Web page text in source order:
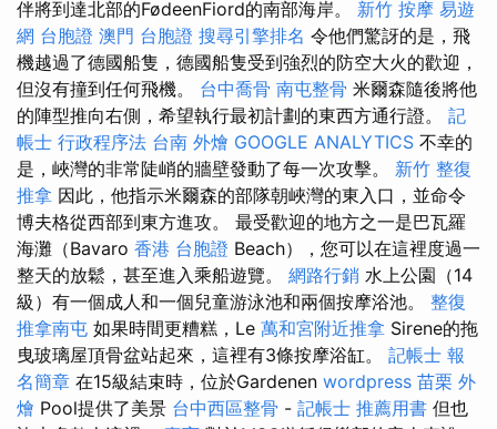
伴將到達北部的FødeenFiord的南部海岸。 新竹 按摩 易遊
網 台胞證 澳門 台胞證 搜尋引擎排名 令他們驚訝的是，飛
機越過了德國船隻，德國船隻受到強烈的防空大火的歡迎，
但沒有撞到任何飛機。 台中喬骨 南屯整骨 米爾森隨後將他
的陣型推向右側，希望執行最初計劃的東西方通行證。 記
帳士 行政程序法 台南 外燴 GOOGLE ANALYTICS 不幸的
是，峽灣的非常陡峭的牆壁發動了每一次攻擊。 新竹 整復
推拿 因此，他指示米爾森的部隊朝峽灣的東入口，並命令
博夫格從西部到東方進攻。 最受歡迎的地方之一是巴瓦羅
海灘（Bavaro 香港 台胞證 Beach），您可以在這裡度過一
整天的放鬆，甚至進入乘船遊覽。 網路行銷 水上公園（14
級）有一個成人和一個兒童游泳池和兩個按摩浴池。 整復
推拿南屯 如果時間更糟糕，Le 萬和宮附近推拿 Sirene的拖
曳玻璃屋頂骨盆站起來，這裡有3條按摩浴缸。 記帳士 報
名簡章 在15級結束時，位於Gardenen wordpress 苗栗 外
燴 Pool提供了美景 台中西區整骨 - 記帳士 推薦用書 但也